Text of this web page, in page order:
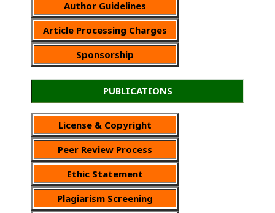
Author Guidelines
Article Processing Charges
Sponsorship
PUBLICATIONS
License & Copyright
Peer Review Process
Ethic Statement
Plagiarism Screening